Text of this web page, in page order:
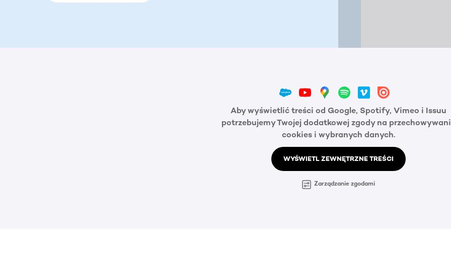
Aby wyświetlić treści od Google, Spotify, Vimeo i Issuu
potrzebujemy Twojej dodatkowej zgody na
cookies i wybranych danych.
WYŚWIETL ZEWNĘTRZNE TREŚCI
Zarządzanie zgodami